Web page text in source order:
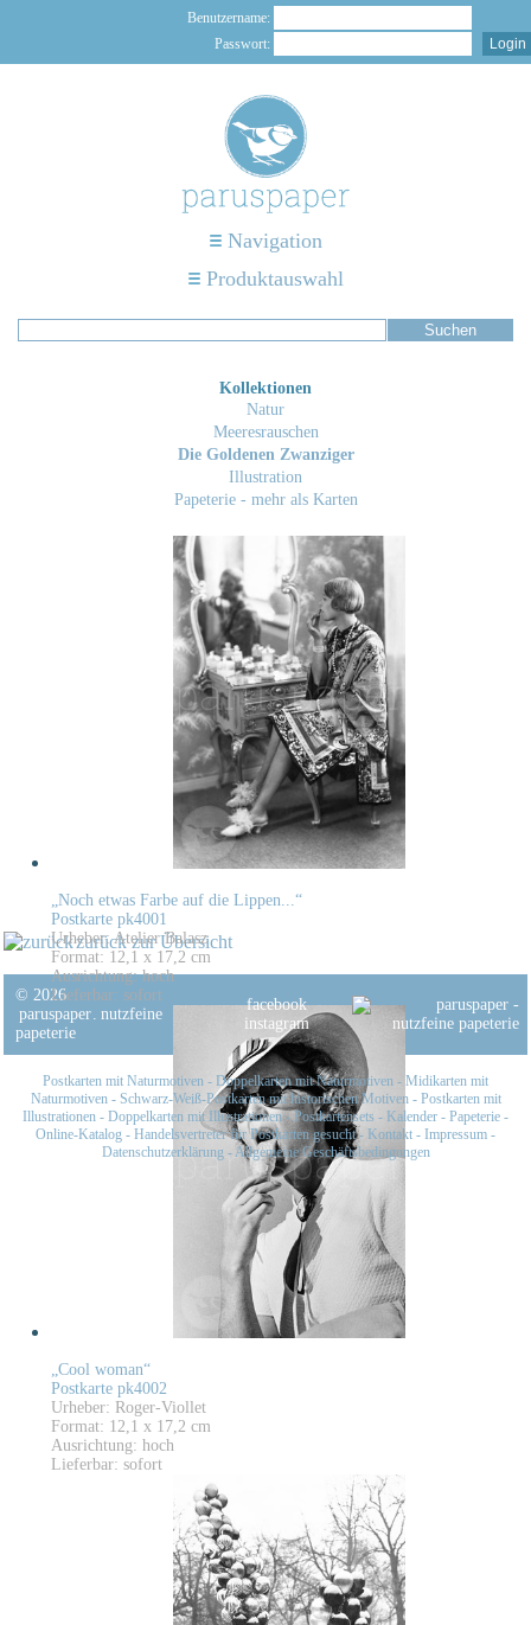
Benutzername:
Passwort:
Navigation
Produktauswahl
Kollektionen
Natur
Meeresrauschen
Die Goldenen Zwanziger
Illustration
Papeterie - mehr als Karten
„Noch etwas Farbe auf die Lippen...“
Postkarte pk4001
Urheber: Atelier Balasz
Format: 12,1 x 17,2 cm
Ausrichtung: hoch
Lieferbar: sofort
„Cool woman“
Postkarte pk4002
Urheber: Roger-Viollet
Format: 12,1 x 17,2 cm
Ausrichtung: hoch
Lieferbar: sofort
zurück zur Übersicht
© 2026
paruspaper. nutzfeine
papeterie
facebook
instagram
Postkarten mit Naturmotiven - Doppelkarten mit Naturmotiven - Midikarten mit
Naturmotiven- Schwarz-Weiß-Postkarten mit historischen Motiven- Postkarten mit
Illustrationen - Doppelkarten mit Illustrationen-Postkartensets - Kalender - Papeterie -
Online-Katalog - Handelsvertreter für Postkarten gesucht- Kontakt - Impressum -
Datenschutzerklärung-Allgemeine Geschäftsbedingungen